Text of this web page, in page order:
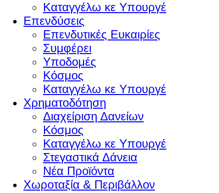
Καταγγέλω κε Υπουργέ
Επενδύσεις
Επενδυτικές Ευκαιρίες
Συμφέρει
Υποδομές
Κόσμος
Καταγγέλω κε Υπουργέ
Χρηματοδότηση
Διαχείριση Δανείων
Κόσμος
Καταγγέλω κε Υπουργέ
Στεγαστικά Δάνεια
Νέα Προϊόντα
Χωροταξία & Περιβάλλον